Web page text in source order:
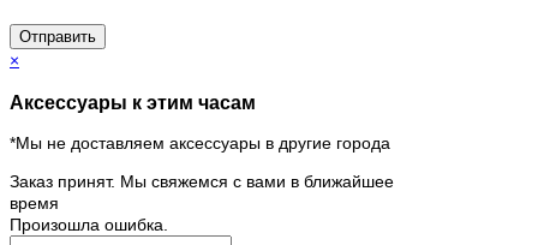
Отправить
×
Аксессуары к этим часам
*Мы не доставляем аксессуары в другие города
Заказ принят. Мы свяжемся с вами в ближайшее
время
Произошла ошибка.